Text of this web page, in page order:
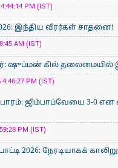
PM (IST)
இந்திய வீரர்கள் சாதனை!
AM (IST)
கில் தலைமையில்
PM (IST)
ஜிம்பாப்வேயை 3-0 என
PM (IST)
2026: நேரடியாகக்